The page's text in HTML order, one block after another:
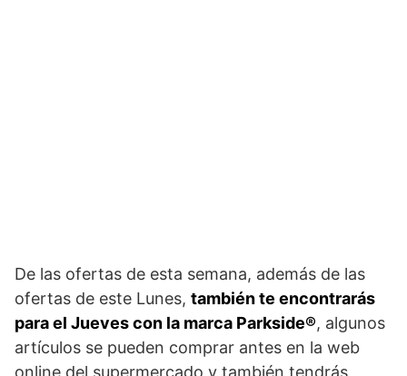
De las ofertas de esta semana, además de las
ofertas de este Lunes, también te encontrarás
para el Jueves con la marca Parkside®, algunos
artículos se pueden comprar antes en la web
online del supermercado y también tendrás